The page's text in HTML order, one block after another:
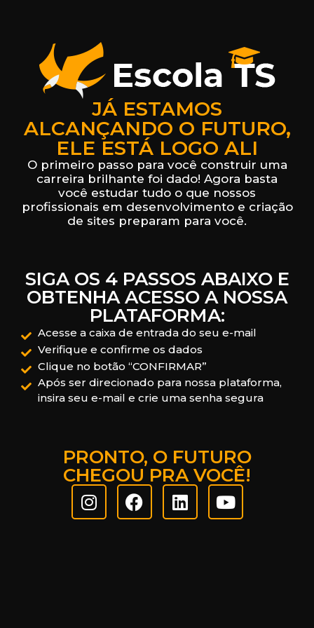
JÁ ESTAMOS
ALCANÇANDO O FUTURO,
ELE ESTÁ LOGO ALI
O primeiro passo para você construir uma
carreira brilhante foi dado! Agora basta
você estudar tudo o que nossos
profissionais em desenvolvimento e criação
de sites preparam para você.
SIGA OS 4 PASSOS ABAIXO E
OBTENHA ACESSO A NOSSA
PLATAFORMA:
Acesse a caixa de entrada do seu e-mail
Verifique e confirme os dados
Clique no botão “CONFIRMAR”
Após ser direcionado para nossa plataforma,
insira seu e-mail e crie uma senha segura
PRONTO, O FUTURO
CHEGOU PRA VOCÊ!